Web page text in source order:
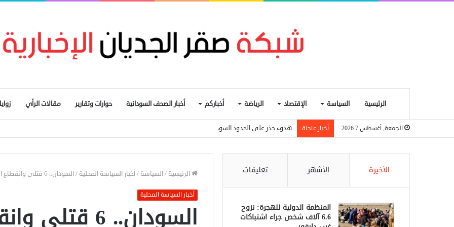
الرئيسية السياسة الإقتصاد الرياضة أخباركم أخبار الصحف السودانية حوارات وتقارير مقالات الرأي
الجمعة, أغسطس 7 2026 أخبار عاجلة هدوء حذر على الحدود السودانية الإثيوبية بعد اشتباكات بين الجيش الفيدرالي وجبهة تيغراي
الرئيسية /السياسة /أخبار السياسة المحلية /السودان.. 6 قتلى وانقطاع الكهرباء جراء هجوم بمسيرات على مدن بالشمال
أخبار السياسة المحلية
السودان.. 6
الأخيرة الأشهر تعليقات
المنظمة الدولية للهجرة: نزوح
6.6 آلاف شخص جراء اشتباكات